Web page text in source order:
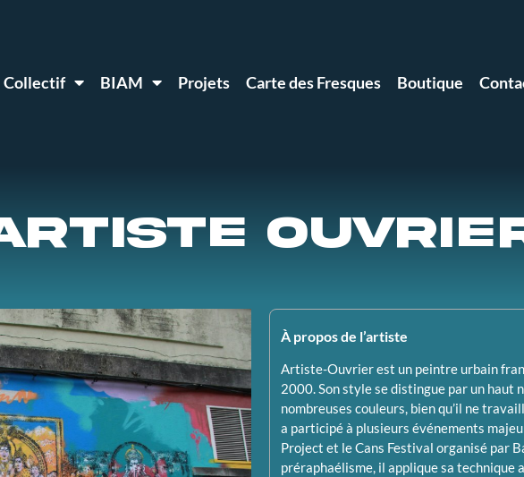
Collectif BIAM Projets Carte des Fresques Boutique
À propos de l’artiste
Artiste-Ouvrier est un peintre urbain
2000. Son style se distingue par un haut
nombreuses couleurs, bien qu’il ne
a participé à plusieurs événements
Project et le Cans Festival organisé par
préraphaélisme, il applique sa technique